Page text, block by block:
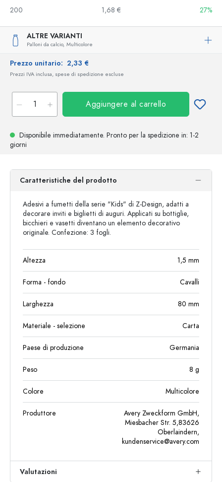
200
1,68 € 27%
ALTRE VARIANTI
Palloni da calcio, Multicolore
Prezzo unitario: 2,33 €
Prezzi IVA inclusa, spese di spedizione escluse
Aggiungere al carrello
Disponibile immediatamente. Pronto per la spedizione in: 1-2
giorni
Caratteristiche del prodotto
Adesivi a fumetti della serie "Kids" di Z-Design, adatti a
decorare inviti e biglietti di auguri. Applicati su bottiglie,
bicchieri e vasetti diventano un elemento decorativo
originale. Confezione: 3 fogli.
Altezza 1,5 mm
Forma - fondo Cavalli
Larghezza 80 mm
Materiale - selezione Carta
Paese di produzione Germania
Peso 8 g
Colore Multicolore
Produttore
Avery Zweckform GmbH,
Miesbacher Str. 5,83626
Oberlaindern,
kundenservice@avery.com
Valutazioni